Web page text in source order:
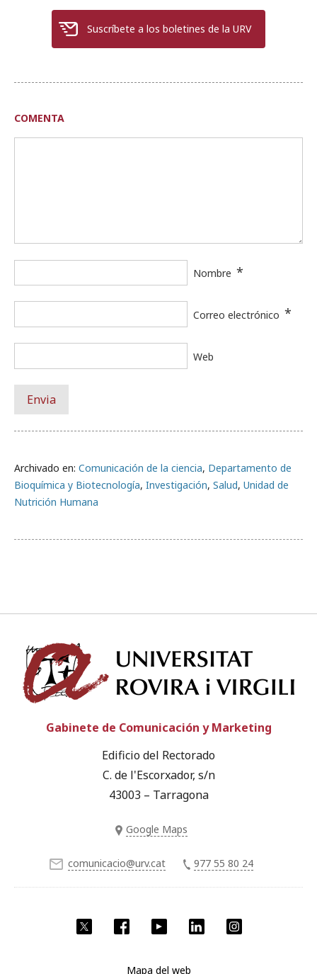
Suscríbete a los boletines de la URV
Archivado en: Comunicación de la ciencia, Departamento de
Bioquímica y Biotecnología, Investigación, Salud, Unidad de
Nutrición Humana
COMENTA
Nombre *
Correo electrónico *
Web
Twitter Facebook YouTube LinkedIn
Gabinete de Comunicación y Marketing
Edificio del Rectorado
C. de l'Escorxador, s/n
43003 – Tarragona
Google Maps
comunicacio@urv.cat 977 55 80 24
Mapa del web